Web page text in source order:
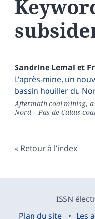
Sandrine Lemal et
L'après-mine, un
bassin houiller du
Aftermath coal mining,
Nord – Pas-de-Calais
Retour à l’index
ISSN
Plan du site
Les